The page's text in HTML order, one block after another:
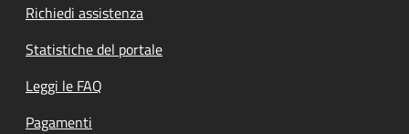
Richiedi assistenza
Statistiche del portale
Leggi le FAQ
Pagamenti